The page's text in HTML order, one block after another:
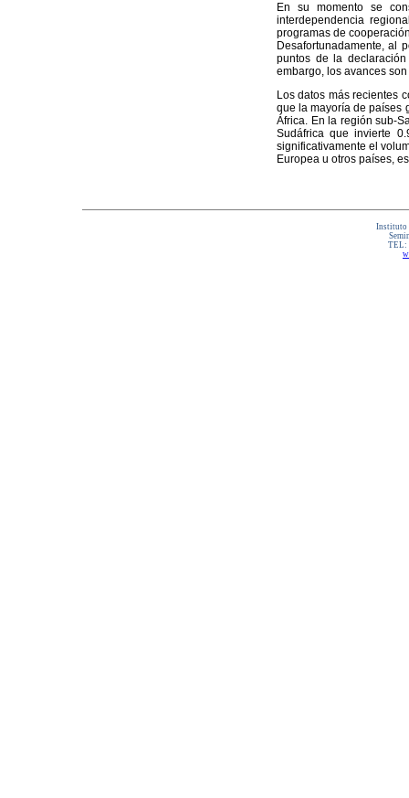
En su momento se
interdependencia
programas de
Desafortunadamente, al
puntos de la
embargo, los avances
Los datos más recientes
que la mayoría de países
África. En la región sub-
Sudáfrica que invierte
significativamente el
Europea u otros países,
Instituto
TEL: